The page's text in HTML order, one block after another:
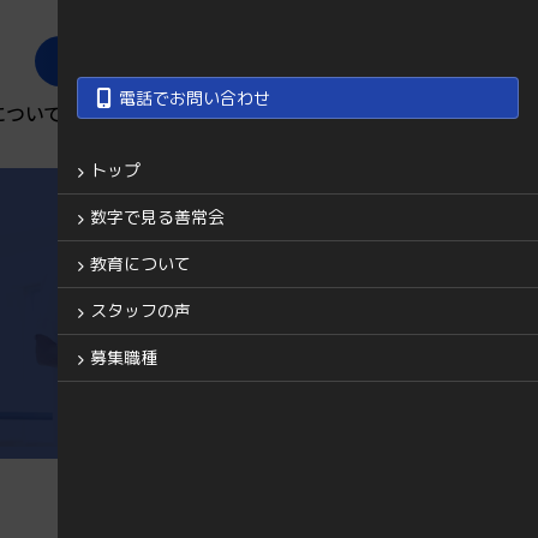
いて スタッフの声募集職種
電話でお問い合わせ
トップ
数字で見る善常会
教育について
スタッフの声
募集職種